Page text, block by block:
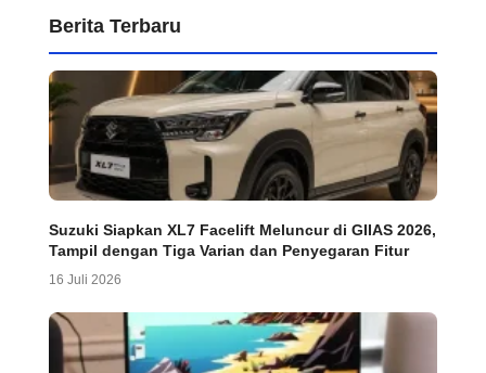
Berita Terbaru
Suzuki Siapkan XL7 Facelift Meluncur di GIIAS 2026,
Tampil dengan Tiga Varian dan Penyegaran Fitur
16 Juli 2026